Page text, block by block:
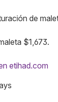
de
$1,673.
etihad.com